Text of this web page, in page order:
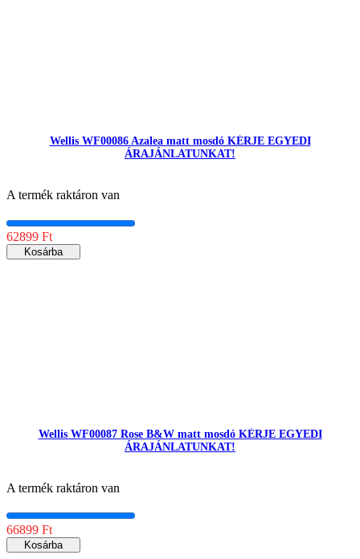
Wellis WF00086 Azalea matt mosdó KÉRJE EGYEDI
ÁRAJÁNLATUNKAT!
A termék raktáron van
62899 Ft
Kosárba
Wellis WF00087 Rose B&W matt mosdó KÉRJE EGYEDI
ÁRAJÁNLATUNKAT!
A termék raktáron van
66899 Ft
Kosárba